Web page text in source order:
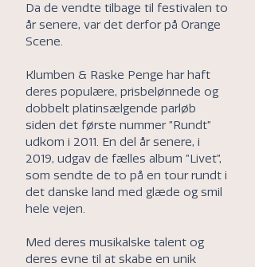
Da de vendte tilbage til festivalen to
år senere, var det derfor på Orange
Scene.
Klumben & Raske Penge har haft
deres populære, prisbelønnede og
dobbelt platinsælgende parløb
siden det første nummer ”Rundt”
udkom i 2011. En del år senere, i
2019, udgav de fælles album ”Livet”,
som sendte de to på en tour rundt i
det danske land med glæde og smil
hele vejen.
Med deres musikalske talent og
deres evne til at skabe en unik